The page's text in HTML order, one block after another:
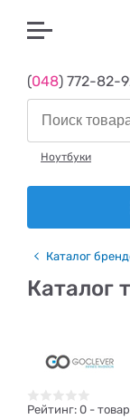
(048) 772-82-
Ноутбуки
Каталог
Каталог
Рейтинг: 0 -